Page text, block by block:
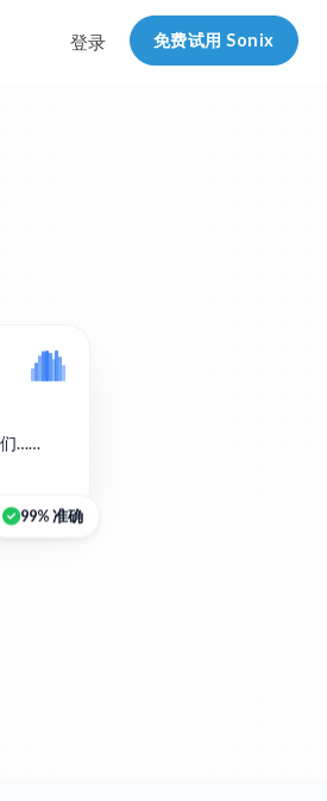
登录 免费试用 Sonix
们……
99% 准确